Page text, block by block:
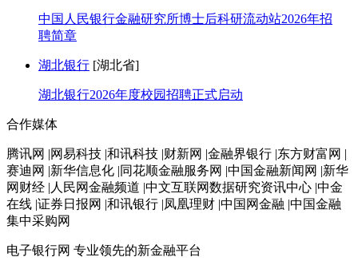
中国人民银行金融研究所博士后科研流动站2026年招
聘简章
湖北银行 [湖北省]
湖北银行2026年度校园招聘正式启动
合作媒体
腾讯网 |网易科技 |和讯科技 |财新网 |金融界银行 |东方财富网 |
赛迪网 |新华信息化 |同花顺金融服务网 |中国金融新闻网 |新华
网财经 |人民网金融频道 |中文互联网数据研究资讯中心 |中金
在线 |证券日报网 |和讯银行 |凤凰理财 |中国网金融 |中国金融
集中采购网
电子银行网 专业领先的新金融平台